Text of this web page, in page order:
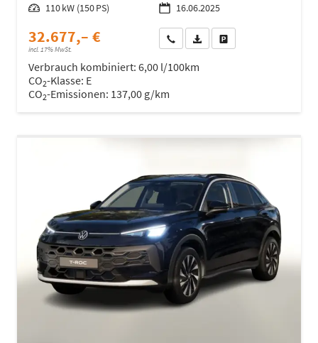
Leistung 110 kW (150 PS) 16.06.2025
32.677,– €
incl. 17% MwSt.
Wir rufen Sie anFahrzeugexposé (PDF)
Verbrauch kombiniert: 6,00 l/100km
CO2-Klasse: E
CO2-Emissionen: 137,00 g/km